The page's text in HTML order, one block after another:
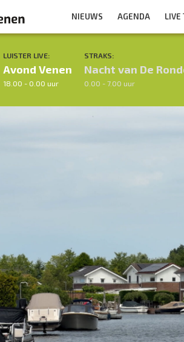
NIEUWS AGENDA LIVE
LUISTER LIVE:
Avond Venen
18.00 - 0.00 uur
STRAKS:
Nacht van De
0.00 - 7.00 uur